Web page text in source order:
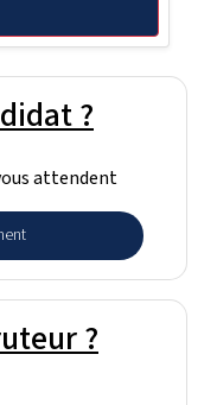
?
attendent
?